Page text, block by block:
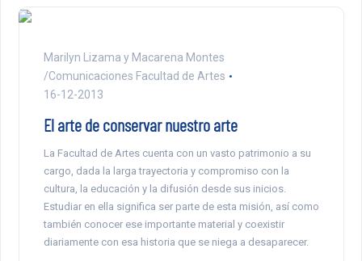
Marilyn Lizama y Macarena Montes
/Comunicaciones Facultad de Artes
16-12-2013
El arte de conservar nuestro arte
La Facultad de Artes cuenta con un vasto patrimonio a su
cargo, dada la larga trayectoria y compromiso con la
cultura, la educación y la difusión desde sus inicios.
Estudiar en ella significa ser parte de esta misión, así como
también conocer ese importante material y coexistir
diariamente con esa historia que se niega a desaparecer.